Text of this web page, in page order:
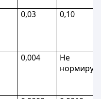
0,03 0,10
0,004
Не